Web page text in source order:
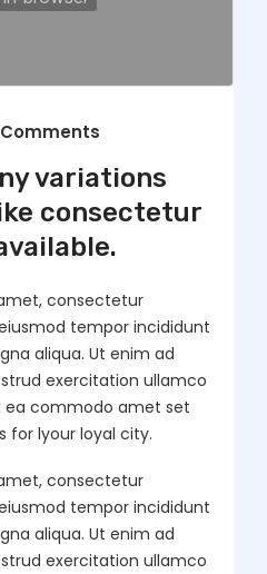
variations
consectetur
consectetur
tempor incididunt
aliqua. Ut enim ad
exercitation ullamco
ea commodo amet set
for lyour loyal city.
consectetur
tempor incididunt
aliqua. Ut enim ad
exercitation ullamco